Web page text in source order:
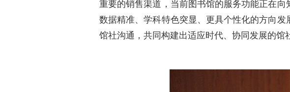
重要的销售渠道，当前图书馆的服务功能正在
数据精准、学科特色突显、更具个性化的方向
馆社沟通，共同构建出适应时代、协同发展的馆